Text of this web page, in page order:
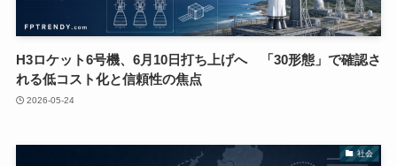
H3ロケット6号機、6月10日打ち上げへ 「30形態」で確認さ
れる低コスト化と信頼性の焦点
2026-05-24
社会